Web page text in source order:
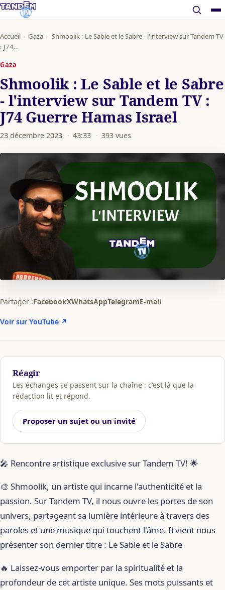
Accueil › Gaza › Shmoolik : Le Sable et le Sabre - l'interview sur Tandem TV
: J74…
Gaza
Shmoolik : Le Sable et le Sabre
- l'interview sur Tandem TV :
J74 Guerre Hamas Israel
23 décembre 2023 · 43:33 · 393 vues
Partager :FacebookXWhatsAppTelegramE-mail
Voir sur YouTube ↗
Réagir
Les échanges se passent sur la chaîne : c'est là que la
rédaction lit et répond.
Proposer un sujet ou un invité
🎤 Rencontre artistique exclusive sur Tandem TV! 🌟
🎨 Shmoolik, un artiste qui incarne l'authenticité et la
passion. Sur Tandem TV, il nous ouvre les portes de son
univers, partageant sa lumière intérieure à travers des
paroles et une musique qui touchent l'âme. Il vient nous
présenter son dernier titre : Le Sable et le Sabre
🔥 Laissez-vous emporter par la spiritualité et la
profondeur de cet artiste unique. Ses mots puissants et